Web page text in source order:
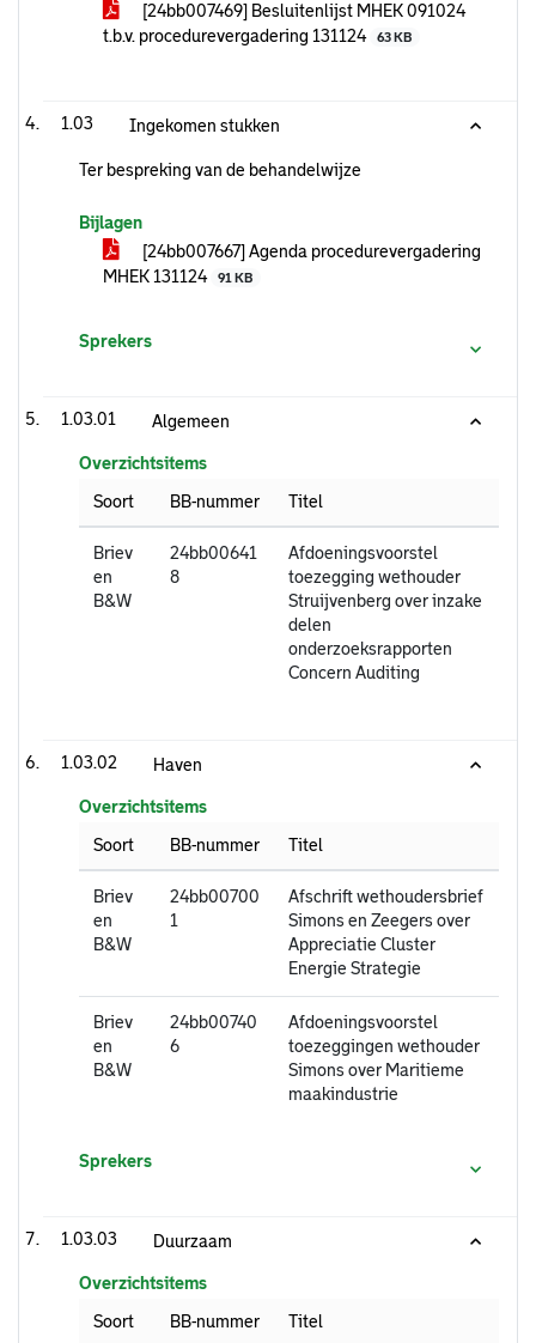
[24bb007469] Besluitenlijst MHEK 091024
t.b.v. procedurevergadering 131124
63 KB
1.03 Ingekomen stukken
Ter bespreking van de behandelwijze
Bijlagen
[24bb007667] Agenda procedurevergadering
MHEK 131124
91 KB
Sprekers
1.03.01 Algemeen
Overzichtsitems
Soort
BB-nummer Titel
Briev
en
B&W
24bb00641
8
Afdoeningsvoorstel
toezegging wethouder
Struijvenberg over inzake
delen
onderzoeksrapporten
Concern Auditing
1.03.02 Haven
Overzichtsitems
Soort
BB-nummer Titel
Briev
en
B&W
24bb00700
1
Afschrift wethoudersbrief
Simons en Zeegers over
Appreciatie Cluster
Energie Strategie
Briev
en
B&W
24bb00740
6
Afdoeningsvoorstel
toezeggingen wethouder
Simons over Maritieme
maakindustrie
Sprekers
1.03.03 Duurzaam
Overzichtsitems
Soort
BB-nummer Titel